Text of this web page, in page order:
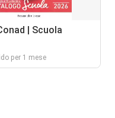
| Scuola
per 1 mese